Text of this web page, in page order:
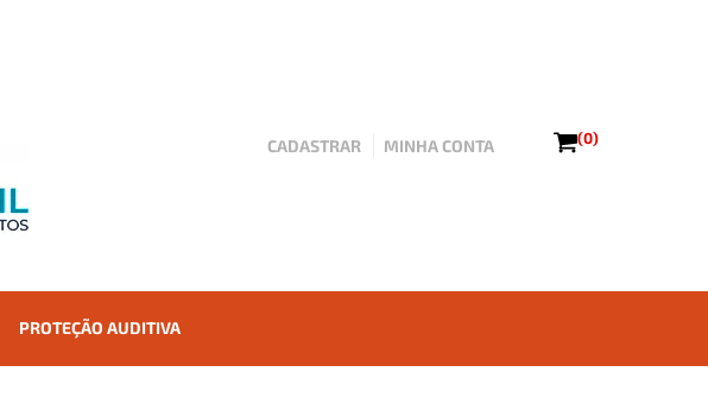
CADASTRAR MINHA CONTA (0)
PROTEÇÃO AUDITIVA